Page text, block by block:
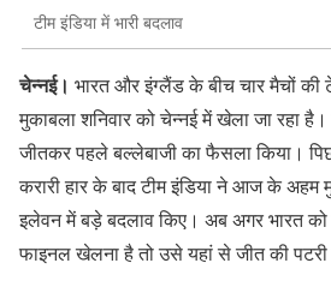
टीम इंडिया में भारी बदलाव
चेन्नई। भारत और इंग्लैंड के बीच चार मैचों की
मुकाबला शनिवार को चेन्नई में खेला जा रहा
जीतकर पहले बल्लेबाजी का फैसला किया।
करारी हार के बाद टीम इंडिया ने आज के अहम
इलेवन में बड़े बदलाव किए। अब अगर भारत को
फाइनल खेलना है तो उसे यहां से जीत की पटरी